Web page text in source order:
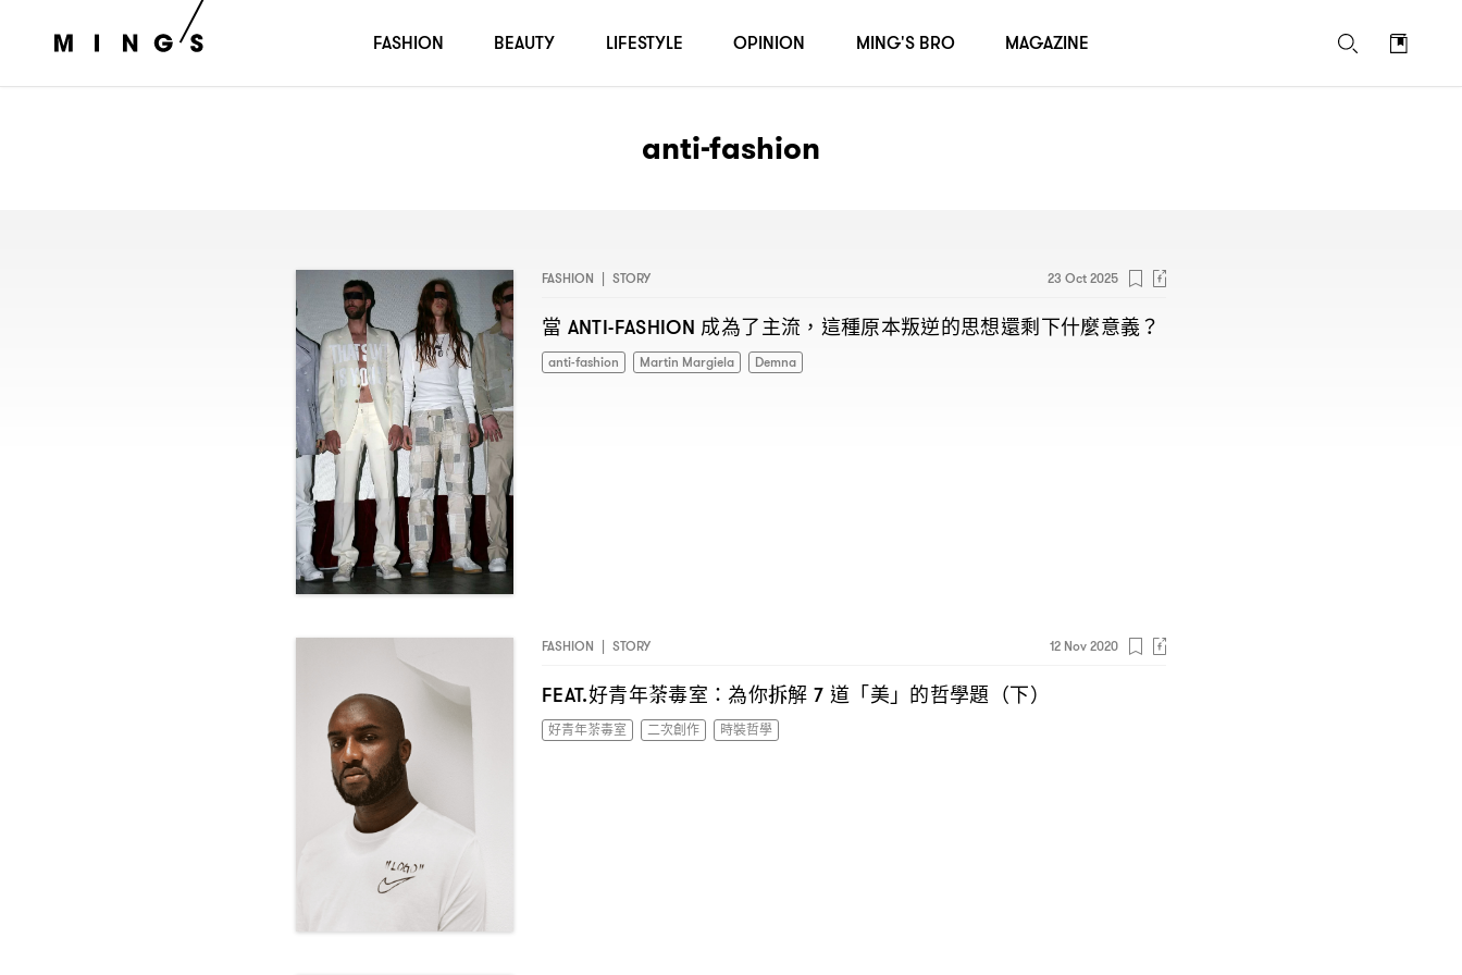
anti-fashion
FASHION | STORY 23 Oct 2025
當 ANTI-FASHION成為了主流 ， 這種原本叛逆的思想還剩下什麼意義？
anti-fashion Martin Margiela Demna
FASHION | STORY 12 Nov 2020
FEAT.好青年荼毒室 ：為你拆解 7 道「美」的哲學題 （下）
好青年荼毒室 二次創作 時裝哲學
FASHION BEAUTY LIFESTYLE OPINION MING'S BRO MAGAZINE